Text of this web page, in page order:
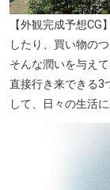
【外観完成予想
したり、買い物の
そんな潤いを与え
直接行き来できる3
して、日々の生活